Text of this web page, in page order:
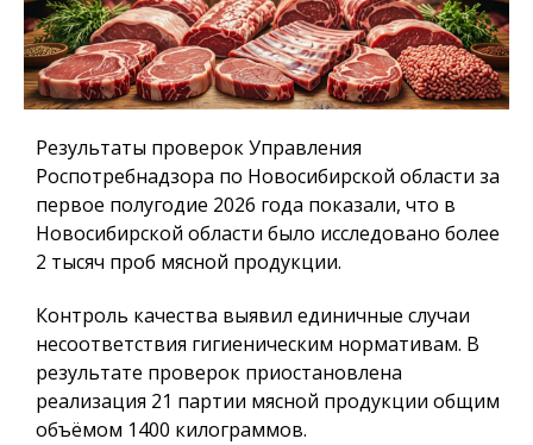
Результаты проверок Управления
Роспотребнадзора по Новосибирской области за
первое полугодие 2026 года показали, что в
Новосибирской области было исследовано более
2 тысяч проб мясной продукции.
Контроль качества выявил единичные случаи
несоответствия гигиеническим нормативам. В
результате проверок приостановлена
реализация 21 партии мясной продукции общим
объёмом 1400 килограммов.